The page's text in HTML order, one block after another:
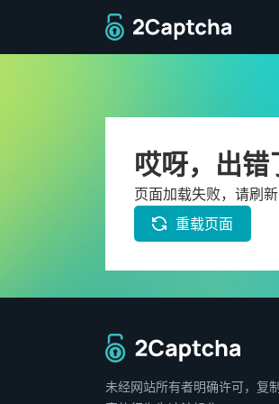
返回主页
哎呀，出错
页面加载失败，请刷
重载页面
返回主页
未经网站所有者明确许可，复